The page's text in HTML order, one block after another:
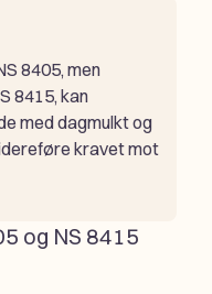
8405, men
8415, kan
med dagmulkt og
kravet mot
og NS 8415